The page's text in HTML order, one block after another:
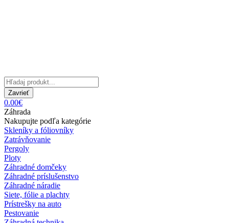
Zavrieť
0.00€
Záhrada
Nakupujte podľa kategórie
Skleníky a fóliovníky
Zatrávňovanie
Pergoly
Ploty
Záhradné domčeky
Záhradné príslušenstvo
Záhradné náradie
Siete, fólie a plachty
Prístrešky na auto
Pestovanie